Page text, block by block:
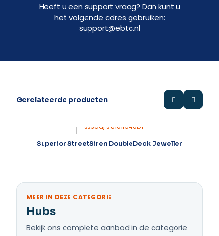
Heeft u een support vraag? Dan kunt u
het volgende adres gebruiken:
support@ebtc.nl
Gerelateerde producten
Superior StreetSiren DoubleDeck Jeweller
MEER IN DEZE CATEGORIE
Hubs
Bekijk ons complete aanbod in de categorie